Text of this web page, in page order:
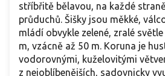
stříbřitě bělavou, na každé
průduchů. Šišky jsou měkké,
mládí obvykle zelené, zralé
m, vzácně až 50 m. Koruna je
vodorovnými, kuželovitými
z nejoblíbenějších, sadovnicky